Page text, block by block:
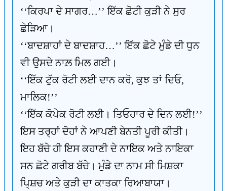
‘‘ਕਿਰਪਾ ਦੇ ਸਾਗਰ…’’ ਇੱਕ ਛੋਟੀ ਕੁੜੀ ਨੇ ਸੁਰ
ਛੇੜਿਆ।
‘‘ਬਾਦਸ਼ਾਹਾਂ ਦੇ ਬਾਦਸ਼ਾਹ…’’ ਇੱਕ ਛੋਟੇ ਮੁੰਡੇ ਦੀ ਧੁਨ
ਵੀ ਉਸਦੇ ਨਾਲ਼ ਮਿਲ ਗਈ।
‘‘ਇੱਕ ਟੁੱਕ ਰੋਟੀ ਲਈ ਦਾਨ ਕਰੋ, ਕੁਝ ਤਾਂ ਦਿਓ,
ਮਾਲਿਕ!’’
‘‘ਇੱਕ ਕੋਪੇਕ ਰੋਟੀ ਲਈ। ਤਿਓਹਾਰ ਦੇ ਦਿਨ ਲਈ!’’
ਇਸ ਤਰ੍ਹਾਂ ਦੋਹਾਂ ਨੇ ਆਪਣੀ ਬੇਨਤੀ ਪੂਰੀ ਕੀਤੀ।
ਇਹ ਬੱਚੇ ਹੀ ਇਸ ਕਹਾਣੀ ਦੇ ਨਾਇਕ ਅਤੇ ਨਾਇਕਾ
ਸਨ ਛੋਟੇ ਗਰੀਬ ਬੱਚੇ। ਮੁੰਡੇ ਦਾ ਨਾਮ ਸੀ ਮਿਸ਼ਕਾ
ਪਿ੍ਸ਼ਚ ਅਤੇ ਕੁੜੀ ਦਾ ਕਾਤਕਾ ਰਿਆਬਾਯਾ।